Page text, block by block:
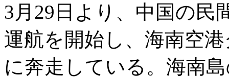
3月29日より、中国の民
運航を開始し、海南空
に奔走している。海南